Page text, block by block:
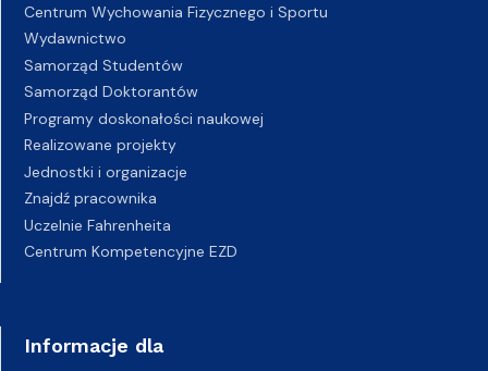
Centrum Wychowania Fizycznego i Sportu
Wydawnictwo
Samorząd Studentów
Samorząd Doktorantów
Programy doskonałości naukowej
Realizowane projekty
Jednostki i organizacje
Znajdź pracownika
Uczelnie Fahrenheita
Centrum Kompetencyjne EZD
Informacje dla